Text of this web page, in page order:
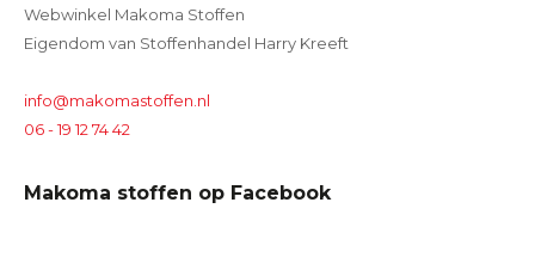
Webwinkel Makoma Stoffen
Eigendom van Stoffenhandel Harry Kreeft
info@makomastoffen.nl
06 - 19 12 74 42
Makoma stoffen op Facebook